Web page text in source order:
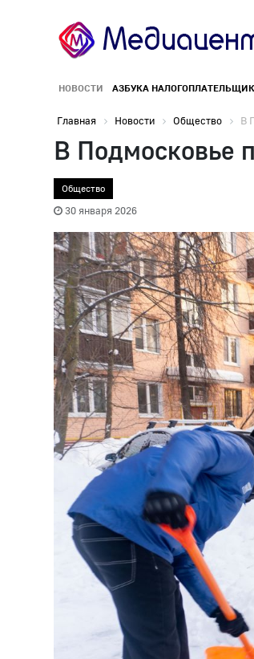
НОВОСТИ АЗБУКА
Главная Новости Общество В
В Подмосковье
Общество
30 января 2026